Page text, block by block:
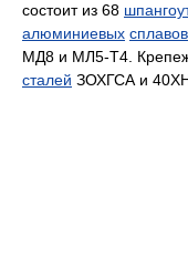
состоит из 68
алюминиевых сплавов
МД8 и МЛ5-Т4.
сталей ЗОХГСА и